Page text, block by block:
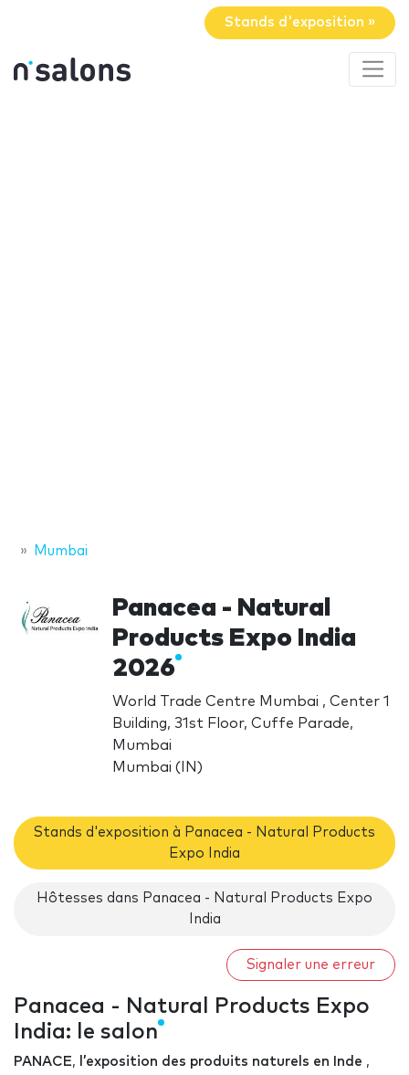
Stands d'exposition »
Mumbai
Panacea - Natural
Products Expo India
2026
World Trade Centre Mumbai , Center 1
Building, 31st Floor, Cuffe Parade,
Mumbai
Mumbai (IN)
Stands d'exposition à Panacea - Natural Products
Expo India
Hôtesses dans Panacea - Natural Products Expo
India
Signaler une erreur
Panacea - Natural Products Expo
India: le salon
PANACE, l’exposition des produits naturels en Inde ,